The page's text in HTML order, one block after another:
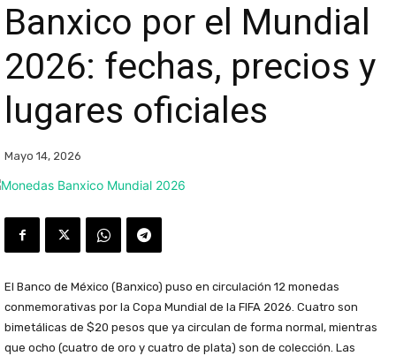
Banxico por el Mundial
2026: fechas, precios y
lugares oficiales
Mayo 14, 2026
El Banco de México (Banxico) puso en circulación 12 monedas
conmemorativas por la Copa Mundial de la FIFA 2026. Cuatro son
bimetálicas de $20 pesos que ya circulan de forma normal, mientras
que ocho (cuatro de oro y cuatro de plata) son de colección. Las